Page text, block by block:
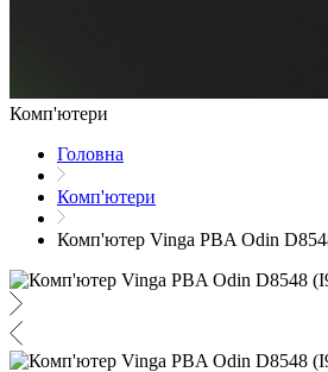
Комп'ютери
Головна
Комп'ютери
Комп'ютер Vinga PBA Odin